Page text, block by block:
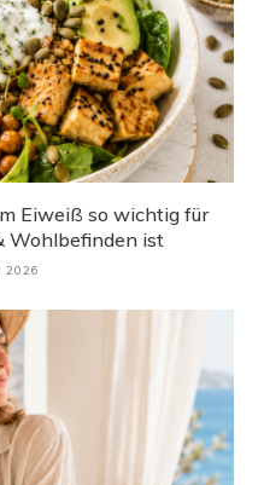
Eiweiß so wichtig für
Wohlbefinden ist
2026